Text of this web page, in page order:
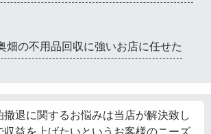
畑の不用品回収に強いお店に任せた
退に関するお悩みは当店が解決致し